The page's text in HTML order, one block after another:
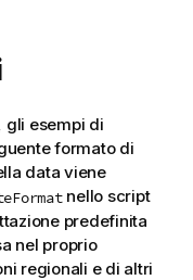
gli esempi di
formato di
data viene
nello script
predefinita
nel proprio
regionali e di altri